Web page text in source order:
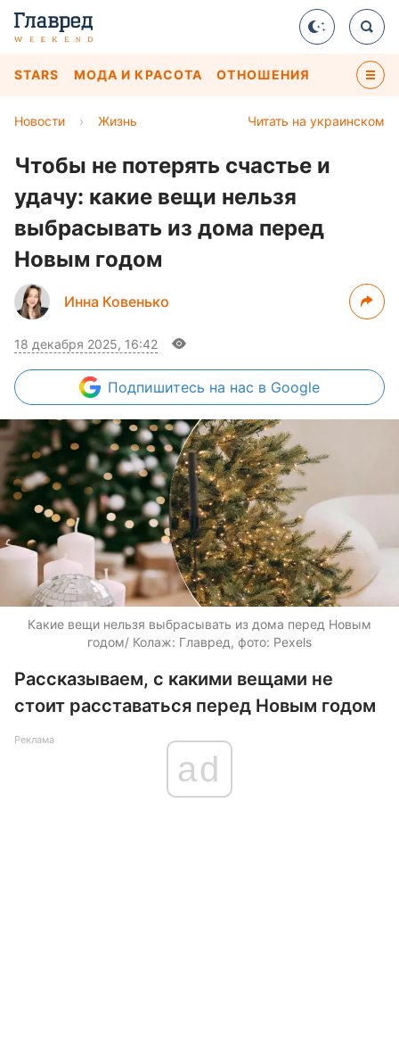
STARS МОДА И КРАСОТА ОТНОШЕНИЯ
Читать на украинском
Новости › Жизнь
Чтобы не потерять счастье и
удачу: какие вещи нельзя
выбрасывать из дома перед
Новым годом
Инна Ковенько
18 декабря 2025, 16:42
Подпишитесь на нас в Google
Какие вещи нельзя выбрасывать из дома перед Новым
годом/ Колаж: Главред, фото: Pexels
Рассказываем, с какими вещами не
стоит расставаться перед Новым годом
Реклама
ad